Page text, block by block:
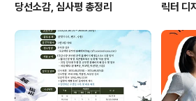
당선소감, 심사평 총정리
릭터 디